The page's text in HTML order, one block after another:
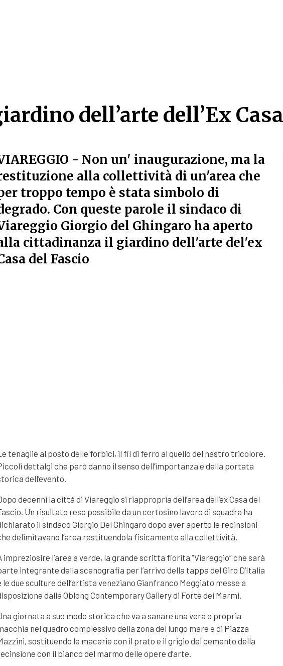
dell’arte dell’Ex
dell’arte dell’Ex
- Non un' inaugurazione, ma la
alla collettività di un'area che
troppo tempo è stata simbolo di
Con queste parole il sindaco di
Giorgio del Ghingaro ha aperto
cittadinanza il giardino dell'arte del'ex
del Fascio
tenaglie al posto delle forbici, il fil di ferro al quello del nastro tricolore.
dettalgi che però danno il senso dell’importanza e della portata
dell’evento.
decenni la città di Viareggio si riappropria dell’area dell’ex Casa del
Un risultato reso possibile da un certosino lavoro di squadra ha
il sindaco Giorgio Del Ghingaro dopo aver aperto le recinsioni
delimitavano l’area restituendola fisicamente alla collettività.
impreziosire l’area a verde, la grande scritta fiorita “Viareggio” che sarà
integrante della scenografia per l’arrivo della tappa del Giro D’Italia
le due sculture dell’artista veneziano Gianfranco Meggiato messe a
dalla Oblong Contemporary Gallery di Forte dei Marmi.
giornata a suo modo storica che va a sanare una vera e propria
nel quadro complessivo della zona del lungo mare e di Piazza
sostituendo le macerie con il prato e il grigio del cemento della
con il bianco del marmo delle opere d’arte.